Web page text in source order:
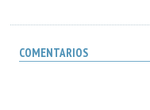
COMENTARIOS